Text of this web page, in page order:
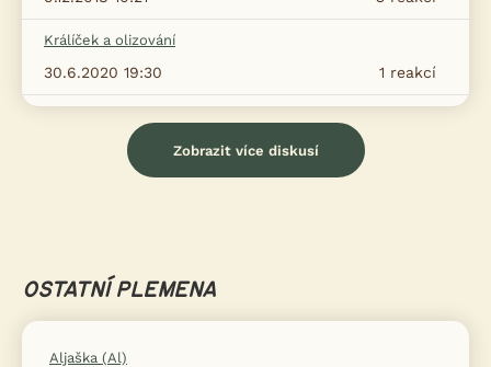
Králíček a olizování
1 reakcí
30.6.2020 19:30
Zobrazit více diskusí
OSTATNÍ PLEMENA
Aljaška (Al)